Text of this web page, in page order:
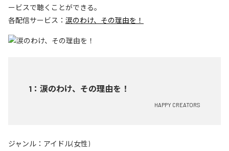
ービスで聴くことができる。
各配信サービス： 涙のわけ、その理由を！
1 ： 涙のわけ、その理由を！
HAPPY CREATORS
ジャンル： アイドル(女性)